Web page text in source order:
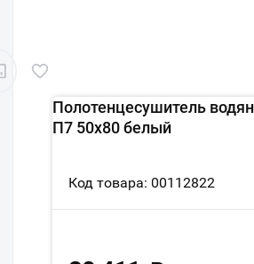
Полотенцесушитель
П7 50x80 белый
Код товара: 00112822